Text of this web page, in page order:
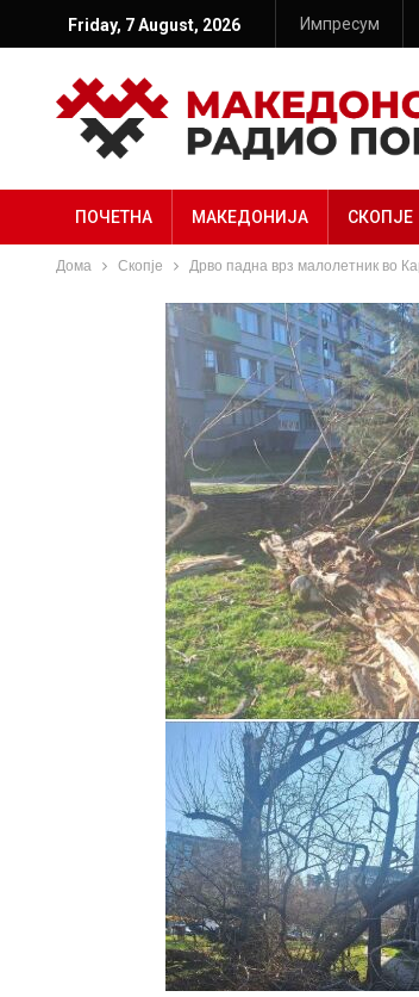
Friday, 7 August, 2026 Импресум
ПОЧЕТНА МАКЕДОНИЈА СКОПЈЕ
Дома Скопје Дрво падна врз малолетник во